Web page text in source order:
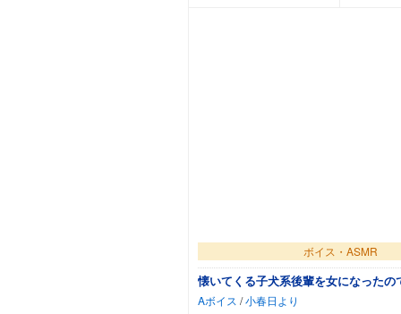
ボイス・ASMR
懐いてくる子犬系後輩を女になったの
Aボイス /小春日より